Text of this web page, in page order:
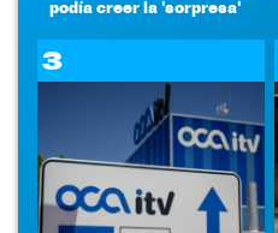
podía creer la 'sorpresa'
3